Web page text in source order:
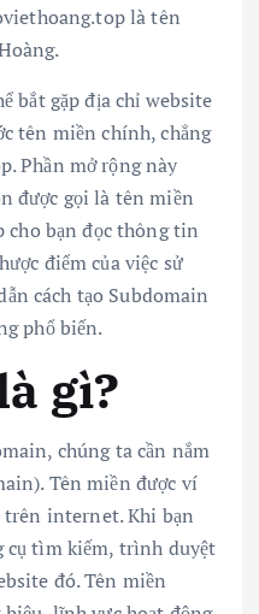
là tên
bắt gặp địa chỉ website
tên miền chính, chẳng
Phần mở rộng này
được gọi là tên miền
cho bạn đọc thông tin
điểm của việc sử
cách tạo Subdomain
phổ biến.
gì?
chúng ta cần nắm
Tên miền được ví
trên internet. Khi bạn
cụ tìm kiếm, trình duyệt
đó. Tên miền